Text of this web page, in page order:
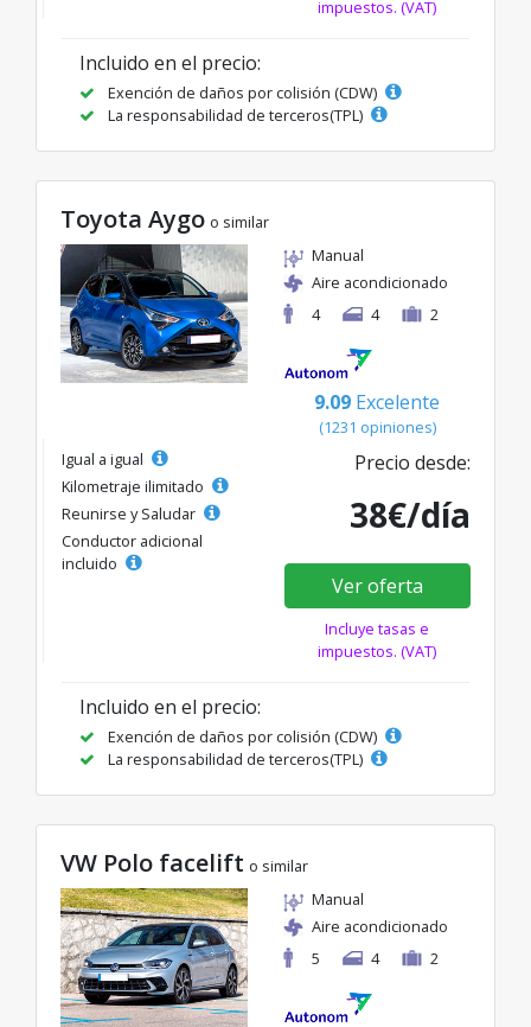
impuestos. (VAT)
Incluido en el precio:
Exención de daños por colisión (CDW)
La responsabilidad de terceros(TPL)
Toyota Aygo o similar
Manual
Aire acondicionado
4
4 2
9.09 Excelente
(1231 opiniones)
Igual a igual
Kilometraje ilimitado
Reunirse y Saludar
Conductor adicional
incluido
Precio desde:
38€/día
Ver oferta
Incluye tasas e
impuestos. (VAT)
Incluido en el precio:
Exención de daños por colisión (CDW)
La responsabilidad de terceros(TPL)
VW Polo facelift o similar
Manual
Aire acondicionado
5
4 2